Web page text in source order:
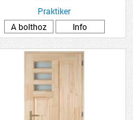
Praktiker
A bolthoz
Info